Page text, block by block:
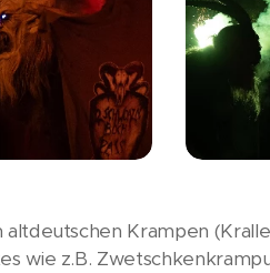
Krampen
wie z.B.